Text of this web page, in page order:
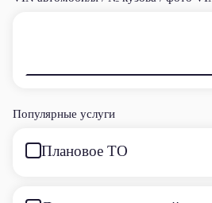
Популярные услуги
Плановое ТО